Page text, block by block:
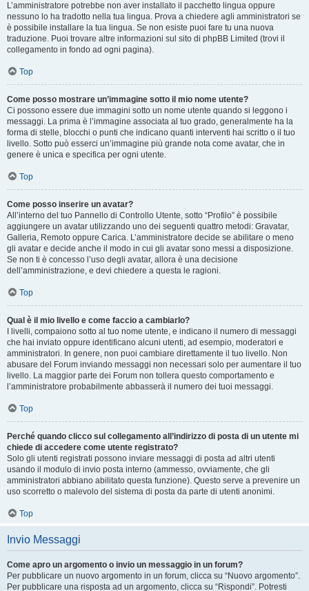
L’amministratore potrebbe non aver installato il pacchetto lingua oppure
nessuno lo ha tradotto nella tua lingua. Prova a chiedere agli amministratori se
è possibile installare la tua lingua. Se non esiste puoi fare tu una nuova
traduzione. Puoi trovare altre informazioni sul sito di phpBB Limited (trovi il
collegamento in fondo ad ogni pagina).
Top
Come posso mostrare un’immagine sotto il mio nome utente?
Ci possono essere due immagini sotto un nome utente quando si leggono i
messaggi. La prima è l’immagine associata al tuo grado, generalmente ha la
forma di stelle, blocchi o punti che indicano quanti interventi hai scritto o il tuo
livello. Sotto può esserci un’immagine più grande nota come avatar, che in
genere è unica e specifica per ogni utente.
Top
Come posso inserire un avatar?
All’interno del tuo Pannello di Controllo Utente, sotto “Profilo” è possibile
aggiungere un avatar utilizzando uno dei seguenti quattro metodi: Gravatar,
Galleria, Remoto oppure Carica. L’amministratore decide se abilitare o meno
gli avatar e decide anche il modo in cui gli avatar sono messi a disposizione.
Se non ti è concesso l’uso degli avatar, allora è una decisione
dell’amministrazione, e devi chiedere a questa le ragioni.
Top
Qual è il mio livello e come faccio a cambiarlo?
I livelli, compaiono sotto al tuo nome utente, e indicano il numero di messaggi
che hai inviato oppure identificano alcuni utenti, ad esempio, moderatori e
amministratori. In genere, non puoi cambiare direttamente il tuo livello. Non
abusare del Forum inviando messaggi non necessari solo per aumentare il tuo
livello. La maggior parte dei Forum non tollera questo comportamento e
l’amministratore probabilmente abbasserà il numero dei tuoi messaggi.
Top
Perché quando clicco sul collegamento all’indirizzo di posta di un utente mi
chiede di accedere come utente registrato?
Solo gli utenti registrati possono inviare messaggi di posta ad altri utenti
usando il modulo di invio posta interno (ammesso, ovviamente, che gli
amministratori abbiano abilitato questa funzione). Questo serve a prevenire un
uso scorretto o malevolo del sistema di posta da parte di utenti anonimi.
Top
Invio Messaggi
Come apro un argomento o invio un messaggio in un forum?
Per pubblicare un nuovo argomento in un forum, clicca su “Nuovo argomento”.
Per pubblicare una risposta ad un argomento, clicca su “Rispondi”. Potresti